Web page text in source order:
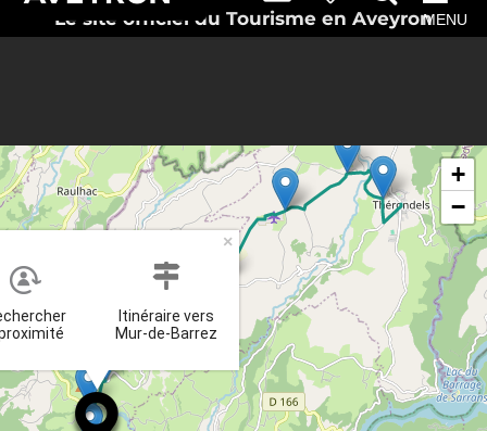
Le site officiel du Tourisme en AveyronMENU
Itinéraire vers
Mur-de-Barrez
×
+
−